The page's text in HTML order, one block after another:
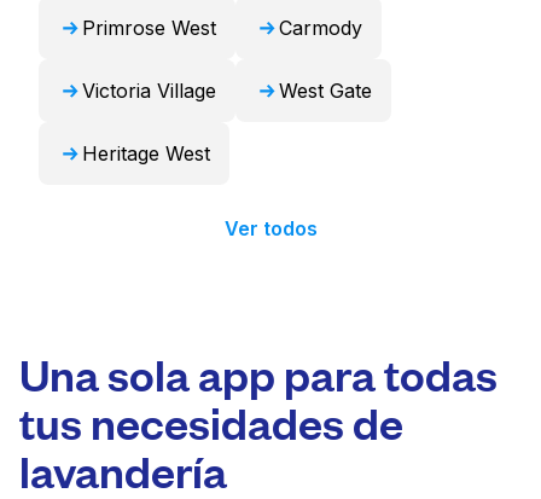
Primrose West Carmody
Victoria Village West Gate
Heritage West
Ver todos
Una sola app para todas
tus necesidades de
lavandería